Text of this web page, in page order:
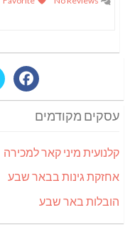
עסקים מקודמים
קלנועית מיני קאר למכירה
אחזקת גינות בבאר שבע
הובלות באר שבע